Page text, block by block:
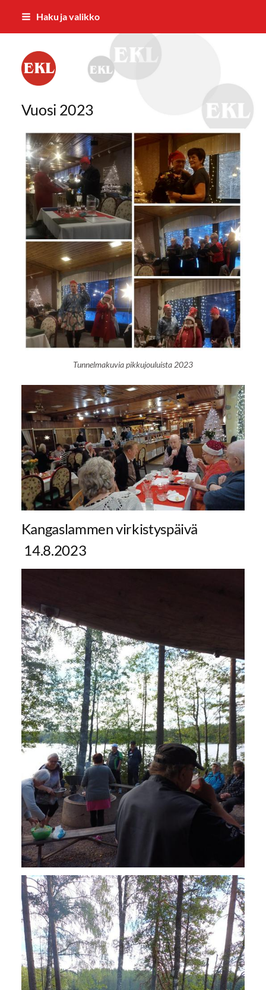
Siirry
Haku ja valikko
Suolahden Eläkkeensaajat ry
Vuosi 2023
Tunnelmakuvia pikkujouluista 2023
Kangaslammen virkistyspäivä
14.8.2023